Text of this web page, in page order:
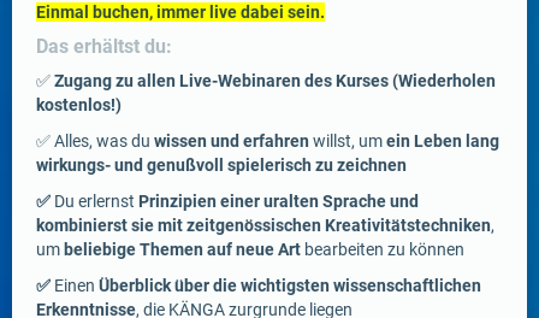
Einmal buchen, immer live dabei sein.
Das erhältst du:
✅Zugang zu allen Live-Webinaren des Kurses (Wiederholen
kostenlos!)
✅ Alles, was du wissen und erfahren willst, umein Leben lang
wirkungs- und genußvoll spielerisch zu zeichnen
✅ Du erlernst Prinzipien einer uralten Sprache und
kombinierst sie mit zeitgenössischen Kreativitätstechniken,
um beliebige Themen auf neue Art bearbeiten zu können
✅ Einen Überblick über die wichtigsten wissenschaftlichen
Erkenntnisse, die KÄNGA zurgrunde liegen